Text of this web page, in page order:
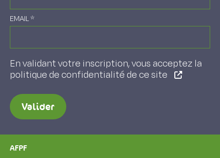
EMAIL*
En validant votre inscription, vous acceptez la
politique de confidentialité de ce site
Valider
AFPF